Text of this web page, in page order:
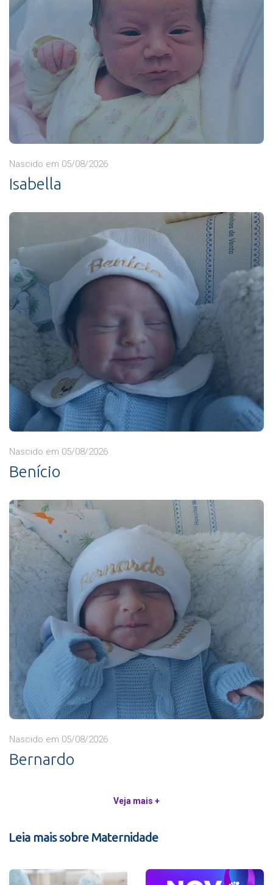
Nascido em 05/08/2026
Isabella
Nascido em 05/08/2026
Benício
Nascido em 05/08/2026
Bernardo
Veja mais +
Leia mais sobre Maternidade